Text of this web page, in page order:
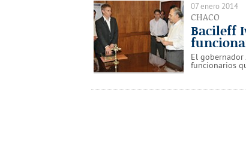
07 enero 2014
CHACO
Bacileff
El
funcionarios